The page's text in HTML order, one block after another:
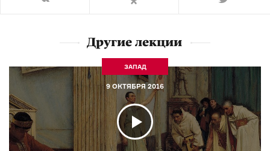
Другие лекции
ЗАПАД
9 ОКТЯБРЯ 2016